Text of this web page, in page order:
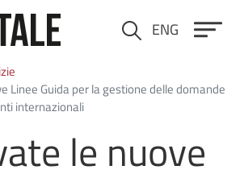
Cerca ENG
Linee Guida per la gestione delle domande
internazionali
le nuove